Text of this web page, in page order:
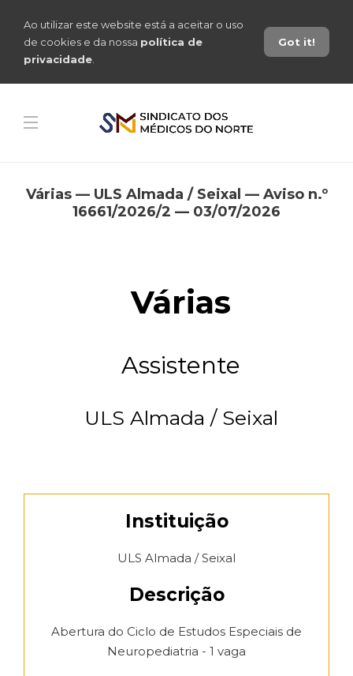
Ao utilizar este website está a aceitar o uso
de cookies e da nossa política de
privacidade
Got it!
Várias — ULS Almada / Seixal — Aviso n.º
16661/2026/2 — 03/07/2026
Várias
Assistente
ULS Almada / Seixal
Instituição
ULS Almada / Seixal
Descrição
Abertura do Ciclo de Estudos Especiais de
Neuropediatria - 1 vaga